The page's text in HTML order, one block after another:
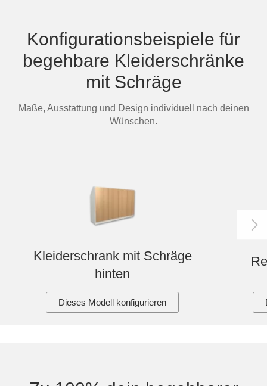
Konfigurationsbeispiele für
begehbare Kleiderschränke
mit Schräge
Maße, Ausstattung und Design individuell nach deinen
Wünschen.
Kleiderschrank mit Schräge
hinten
Dieses Modell konfigurieren